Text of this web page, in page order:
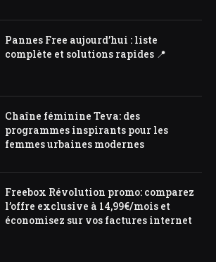
Pannes Free aujourd’hui : liste
complète et solutions rapides 📍
Chaîne féminine Teva: des
programmes inspirants pour les
femmes urbaines modernes
Freebox Révolution promo: comparez
l’offre exclusive à 14,99€/mois et
économisez sur vos factures internet